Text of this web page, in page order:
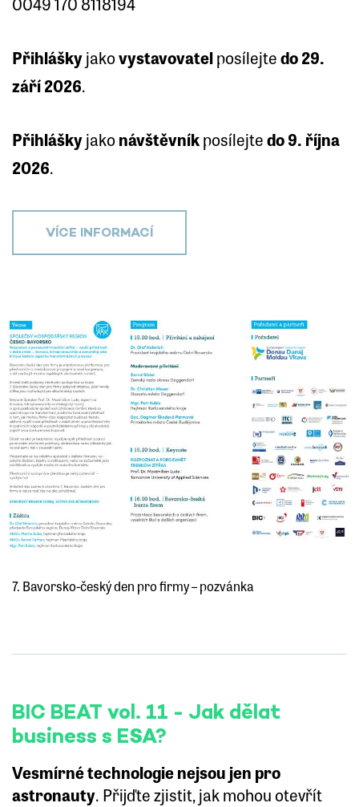
0049 170 8118194
Přihlášky jakovystavovatel posílejte do 29.
září 2026.
Přihlášky jako návštěvník posílejte do 9. října
2026.
VÍCE INFORMACÍ
7. Bavorsko-český den pro firmy – pozvánka
BIC BEAT vol. 11 - Jak dělat
business s ESA?
Vesmírné technologie nejsou jen pro
astronauty. Přijďte zjistit, jak mohou otevřít